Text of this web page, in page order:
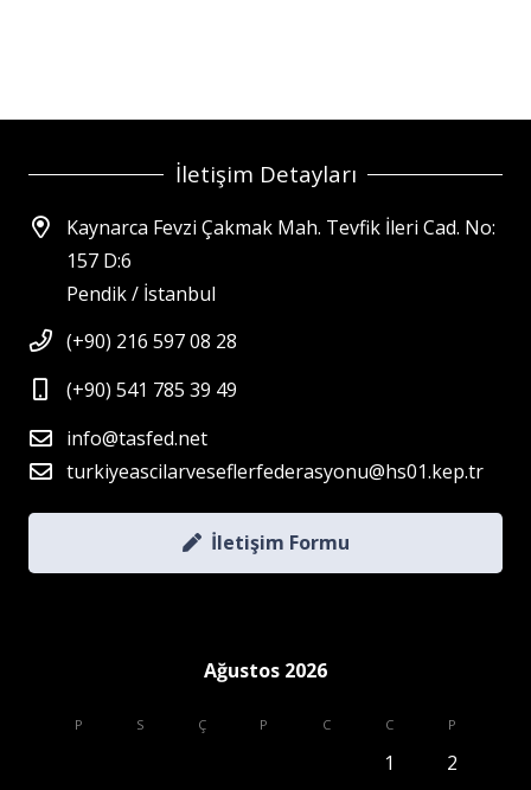
İletişim Detayları
Kaynarca Fevzi Çakmak Mah. Tevfik İleri Cad. No:
157 D:6
Pendik / İstanbul
(+90) 216 597 08 28
(+90) 541 785 39 49
info@tasfed.net
turkiyeascilarveseflerfederasyonu@hs01.kep.tr
İletişim Formu
Ağustos 2026
P S Ç P C C P
1
2